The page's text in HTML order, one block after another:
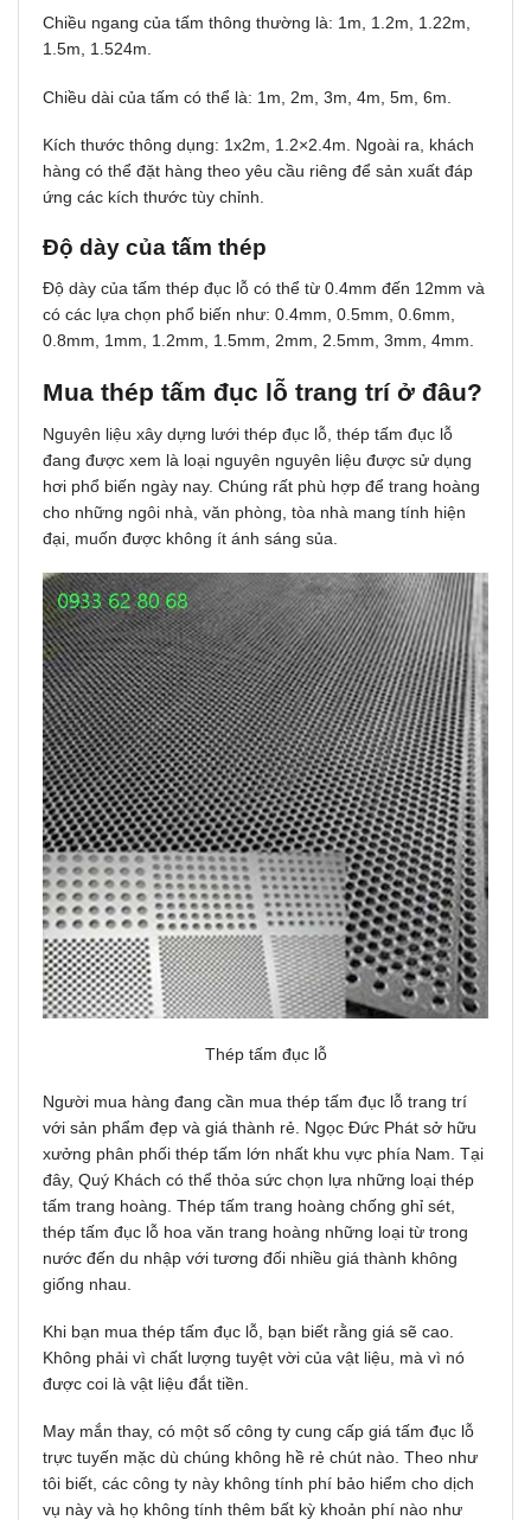
Chiều ngang của tấm thông thường là: 1m, 1.2m, 1.22m,
1.5m, 1.524m.
Chiều dài của tấm có thể là: 1m, 2m, 3m, 4m, 5m, 6m.
Kích thước thông dụng: 1x2m, 1.2×2.4m. Ngoài ra, khách
hàng có thể đặt hàng theo yêu cầu riêng để sản xuất đáp
ứng các kích thước tùy chỉnh.
Độ dày của tấm thép
Độ dày của tấm thép đục lỗ có thể từ 0.4mm đến 12mm và
có các lựa chọn phổ biến như: 0.4mm, 0.5mm, 0.6mm,
0.8mm, 1mm, 1.2mm, 1.5mm, 2mm, 2.5mm, 3mm, 4mm.
Mua thép tấm đục lỗ trang trí ở đâu?
Nguyên liệu xây dựng lưới thép đục lỗ, thép tấm đục lỗ
đang được xem là loại nguyên nguyên liệu được sử dụng
hơi phổ biến ngày nay. Chúng rất phù hợp để trang hoàng
cho những ngôi nhà, văn phòng, tòa nhà mang tính hiện
đại, muốn được không ít ánh sáng sủa.
Thép tấm đục lỗ
Người mua hàng đang cần mua thép tấm đục lỗ trang trí
với sản phẩm đẹp và giá thành rẻ. Ngọc Đức Phát sở hữu
xưởng phân phối thép tấm lớn nhất khu vực phía Nam. Tại
đây, Quý Khách có thể thỏa sức chọn lựa những loại thép
tấm trang hoàng. Thép tấm trang hoàng chống ghỉ sét,
thép tấm đục lỗ hoa văn trang hoàng những loại từ trong
nước đến du nhập với tương đối nhiều giá thành không
giống nhau.
Khi bạn mua thép tấm đục lỗ, bạn biết rằng giá sẽ cao.
Không phải vì chất lượng tuyệt vời của vật liệu, mà vì nó
được coi là vật liệu đắt tiền.
May mắn thay, có một số công ty cung cấp giá tấm đục lỗ
trực tuyến mặc dù chúng không hề rẻ chút nào. Theo như
tôi biết, các công ty này không tính phí bảo hiểm cho dịch
vụ này và họ không tính thêm bất kỳ khoản phí nào như